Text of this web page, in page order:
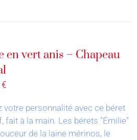
en vert anis – Chapeau
€
votre personnalité avec ce béret
fait à la main. Les bérets "Émilie"
de la laine mérinos, le